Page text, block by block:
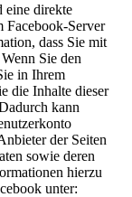
eine direkte
Facebook-Server
dass Sie mit
Sie den
in Ihrem
die Inhalte dieser
kann
der Seiten
sowie deren
hierzu
unter: